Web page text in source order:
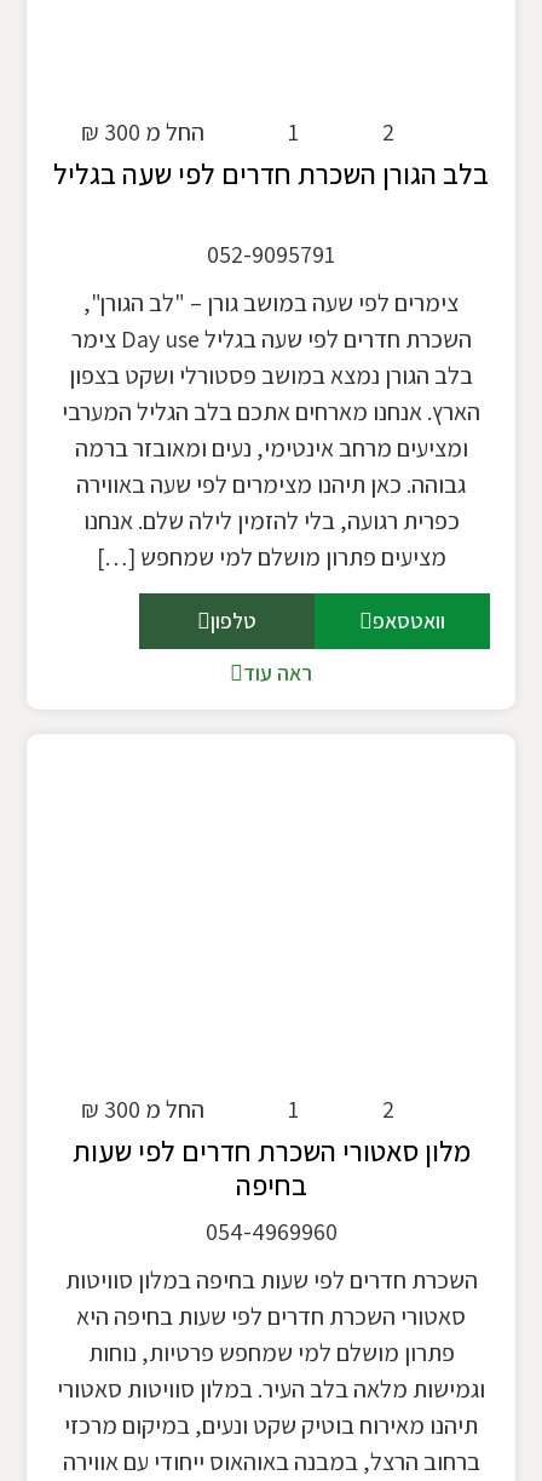
החל מ 300 ₪ 1 2
בלב הגורן השכרת חדרים לפי שעה בגליל
052-9095791
צימרים לפי שעה במושב גורן – "לב הגורן",
השכרת חדרים לפי שעה בגליל Day use צימר
בלב הגורן נמצא במושב פסטורלי ושקט בצפון
הארץ. אנחנו מארחים אתכם בלב הגליל המערבי
ומציעים מרחב אינטימי, נעים ומאובזר ברמה
גבוהה. כאן תיהנו מצימרים לפי שעה באווירה
כפרית רגועה, בלי להזמין לילה שלם. אנחנו
מציעים פתרון מושלם למי שמחפש […]
וואטסאפ
טלפון
ראה עוד
החל מ 300 ₪ 1 2
מלון סאטורי השכרת חדרים לפי שעות
בחיפה
054-4969960
השכרת חדרים לפי שעות בחיפה במלון סוויטות
סאטורי השכרת חדרים לפי שעות בחיפה היא
פתרון מושלם למי שמחפש פרטיות, נוחות
וגמישות מלאה בלב העיר. במלון סוויטות סאטורי
תיהנו מאירוח בוטיק שקט ונעים, במיקום מרכזי
ברחוב הרצל, במבנה באוהאוס ייחודי עם אווירה